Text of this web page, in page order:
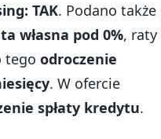
TAK. Podano także
własna pod 0%, raty
tego odroczenie
. W ofercie
spłaty kredytu.